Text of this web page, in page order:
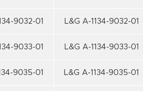
9032-01 L&G A-1134-9032-01
9033-01 L&G A-1134-9033-01
9035-01 L&G A-1134-9035-01